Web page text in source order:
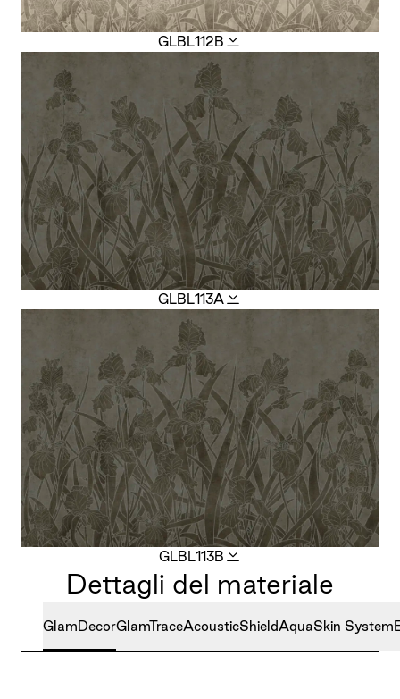
GLBL112B
GLBL113A
GLBL113B
Dettagli del materiale
GlamDecorGlamTraceAcousticShieldAquaSkin System